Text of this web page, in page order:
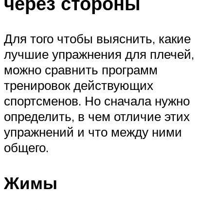
Для того чтобы выяснить, какие
лучшие упражнения для плечей,
можно сравнить программ
тренировок действующих
спортсменов. Но сначала нужно
определить, в чем отличие этих
упражнений и что между ними
общего.
Жимы